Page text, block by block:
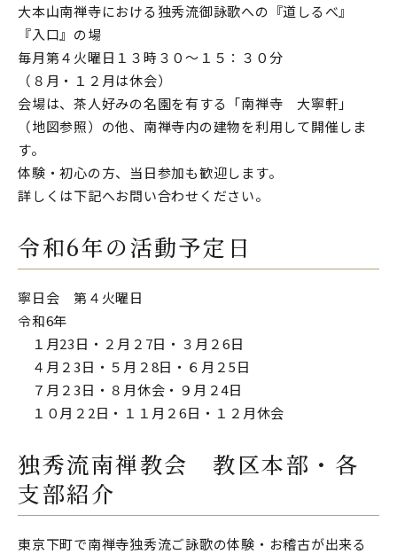
大本山南禅寺における独秀流御詠歌への『道しるべ』
『入口』の場
毎月第４火曜日１３時３０～１５：３０分
（８月・１２月は休会）
会場は、茶人好みの名園を有する「南禅寺 大寧軒」
（地図参照）の他、南禅寺内の建物を利用して開催しま
す。
体験・初心の方、当日参加も歓迎します。
詳しくは下記へお問い合わせください。
令和6年の活動予定日
寧日会 第４火曜日
令和6年
１月23日・２月２7日・３月２6日
４月２3日・５月２8日・６月２5日
７月２3日・８月休会・９月２4日
１０月２2日・１１月２6日・１２月休会
独秀流南禅教会 教区本部・各
支部紹介
東京下町で南禅寺独秀流ご詠歌の体験・お稽古が出来る